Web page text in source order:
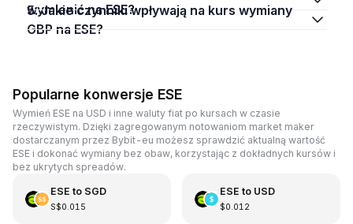
wymienić na ESE?
5. Jakie czynniki wpływają na kurs wymiany
GBP na ESE?
Popularne konwersje ESE
Wymień ESE na USD i inne waluty fiat po kursach w czasie
rzeczywistym. Dzięki zagregowanym notowaniom market maker
dostarczanym przez Bybit-eu możesz sprawdzić aktualną wartość
ESE i dokonać wymiany bez obaw, korzystając z dokładnych kursów i
bez ukrytych spreadów.
ESE to SGD
S$0.015
ESE to USD
$0.012